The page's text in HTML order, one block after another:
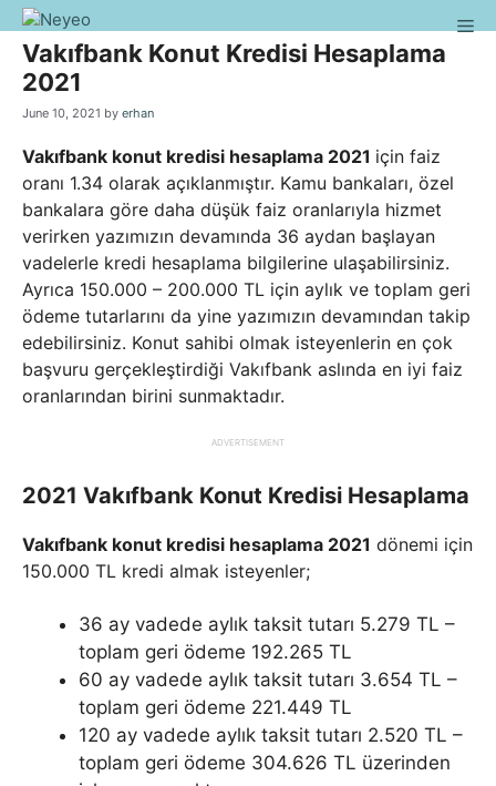
Skip
content
Vakıfbank Konut Kredisi Hesaplama
2021
June 10, 2021 by erhan
Vakıfbank konut kredisi hesaplama 2021 için faiz
oranı 1.34 olarak açıklanmıştır. Kamu bankaları, özel
bankalara göre daha düşük faiz oranlarıyla hizmet
verirken yazımızın devamında 36 aydan başlayan
vadelerle kredi hesaplama bilgilerine ulaşabilirsiniz.
Ayrıca 150.000 – 200.000 TL için aylık ve toplam geri
ödeme tutarlarını da yine yazımızın devamından takip
edebilirsiniz. Konut sahibi olmak isteyenlerin en çok
başvuru gerçekleştirdiği Vakıfbank aslında en iyi faiz
oranlarından birini sunmaktadır.
ADVERTISEMENT
2021 Vakıfbank Konut Kredisi Hesaplama
Vakıfbank konut kredisi hesaplama 2021 dönemi için
150.000 TL kredi almak isteyenler;
36 ay vadede aylık taksit tutarı 5.279 TL –
toplam geri ödeme 192.265 TL
60 ay vadede aylık taksit tutarı 3.654 TL –
toplam geri ödeme 221.449 TL
120 ay vadede aylık taksit tutarı 2.520 TL –
toplam geri ödeme 304.626 TL üzerinden